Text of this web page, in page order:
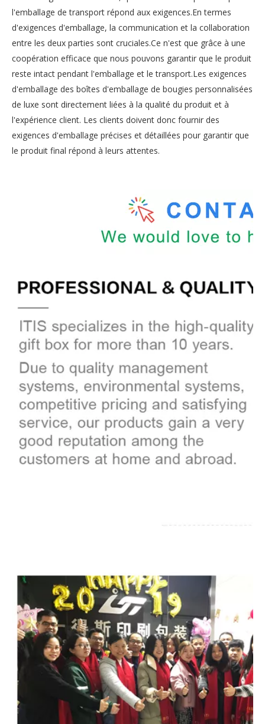
l'emballage de transport répond aux exigences.En termes
d'exigences d'emballage, la communication et la collaboration
entre les deux parties sont cruciales.Ce n'est que grâce à une
coopération efficace que nous pouvons garantir que le produit
reste intact pendant l'emballage et le transport.Les exigences
d'emballage des boîtes d'emballage de bougies personnalisées
de luxe sont directement liées à la qualité du produit et à
l'expérience client. Les clients doivent donc fournir des
exigences d'emballage précises et détaillées pour garantir que
le produit final répond à leurs attentes.